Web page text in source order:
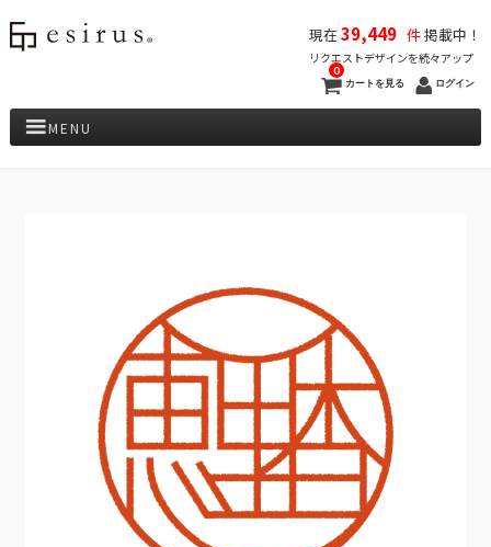
現在39,449 件掲載中！
リクエストデザインを続々アップ
カートを見る
0
ログイン
MENU